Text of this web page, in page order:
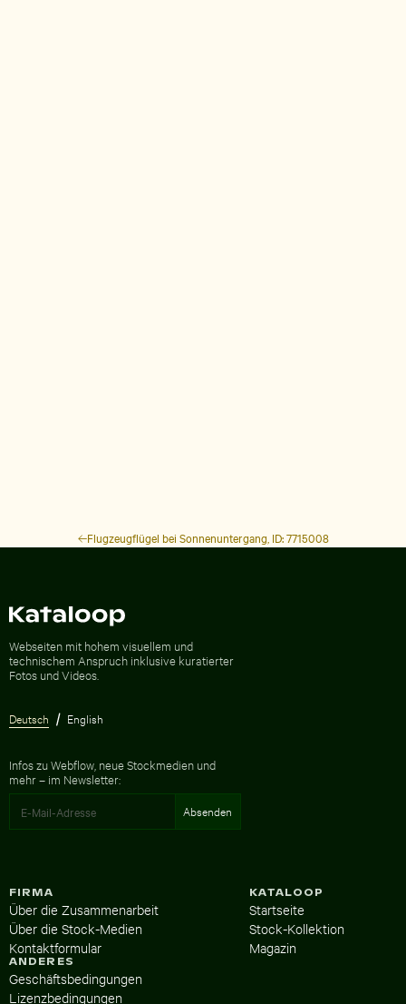
Flugzeugflügel bei Sonnenuntergang, ID: 7715008
Webseiten mit hohem visuellem und
technischem Anspruch inklusive kuratierter
Fotos und Videos.
Deutsch English
Infos zu Webflow, neue Stockmedien und
mehr – im Newsletter:
KATALOOP
Startseite
Stock-Kollektion
Magazin
FIRMA
Über die Zusammenarbeit
Über die Stock-Medien
Kontaktformular
ANDERES
Geschäftsbedingungen
Lizenzbedingungen